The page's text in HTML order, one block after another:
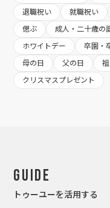
退職祝い
就職祝い
偲ぶ
成人・二十歳の
ホワイトデー
卒園・
母の日
父の日
クリスマスプレゼント
Guide
トゥーユーを活用する